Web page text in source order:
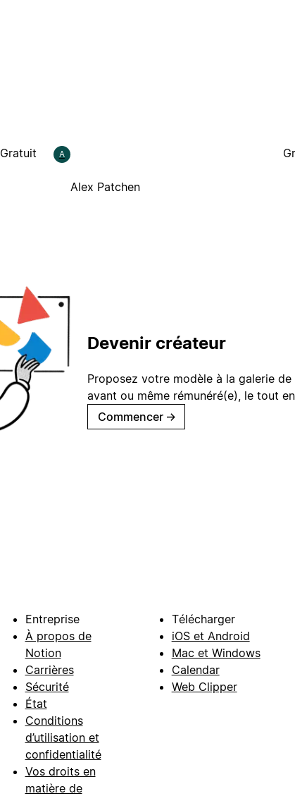
Gratuit A
Alex Patchen
Devenir créateur
Proposez votre modèle à la galerie
avant ou même rémunéré(e), le tout
Commencer →
Entreprise
À propos de
Notion
Carrières
Sécurité
État
Conditions
d’utilisation et
confidentialité
Vos droits en
matière de
Télécharger
iOS et Android
Mac et Windows
Calendar
Web Clipper